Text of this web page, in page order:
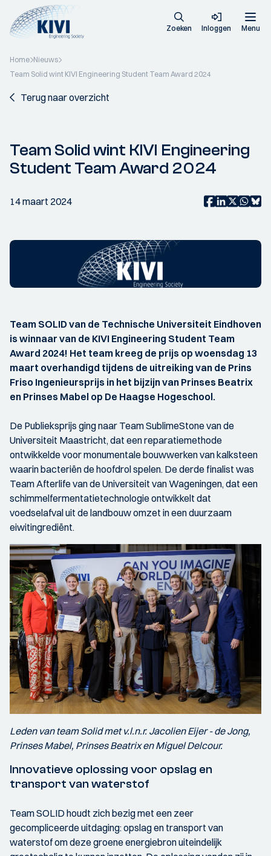
Zoeken Inloggen Menu
Home Nieuws
Team Solid wint KIVI Engineering Student Team Award 2024
Terug naar overzicht
Team Solid wint KIVI Engineering
Student Team Award 2024
14 maart 2024
Team SOLID van de Technische Universiteit Eindhoven
is winnaar van de KIVI Engineering Student Team
Award 2024! Het team kreeg de prijs op woensdag 13
maart overhandigd tijdens de uitreiking van de Prins
Friso Ingenieursprijs in het bijzijn van Prinses Beatrix
en Prinses Mabel op De Haagse Hogeschool.
De Publieksprijs ging naar Team SublimeStone van de
Universiteit Maastricht, dat een reparatiemethode
ontwikkelde voor monumentale bouwwerken van kalksteen
waarin bacteriën de hoofdrol spelen. De derde finalist was
Team Afterlife van de Universiteit van Wageningen, dat een
schimmelfermentatietechnologie ontwikkelt dat
voedselafval uit de landbouw omzet in een duurzaam
eiwitingrediënt.
Leden van team Solid met v.l.n.r. Jacolien Eijer - de Jong,
Prinses Mabel, Prinses Beatrix en Miguel Delcour.
Innovatieve oplossing voor opslag en
transport van waterstof
Team SOLID houdt zich bezig met een zeer
gecompliceerde uitdaging: opslag en transport van
waterstof om deze groene energiebron uiteindelijk